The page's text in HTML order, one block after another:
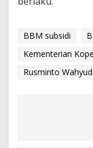
BBM subsidi
Kementerian
Rusminto Wahyudi